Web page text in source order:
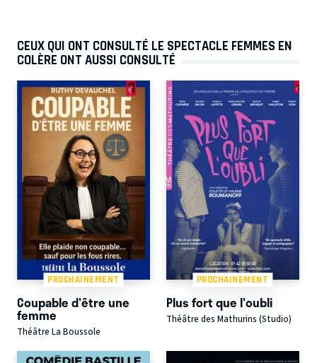
CEUX QUI ONT CONSULTÉ LE SPECTACLE FEMMES EN
COLÈRE ONT AUSSI CONSULTÉ
PROCHAINEMENT
Coupable d'être une
femme
Théâtre La Boussole
PROCHAINEMENT
Plus fort que l'oubli
Théâtre des Mathurins (Studio)